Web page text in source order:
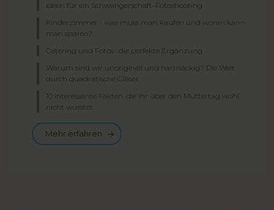
Ideen für ein Schwangerschaft-Fotoshooting
Kinderzimmer - was muss man kaufen und woran kann
man sparen?
Catering und Fotos : die perfekte Ergänzung
Warum sind wir unoriginell und hartnäckig? Die Welt
durch quadratische Gläser
10 interessante Fakten, die ihr über den Muttertag wohl
nicht wusstet
Mehr erfahren